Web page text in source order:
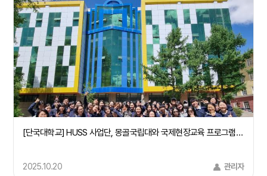
[단국대학교] HUSS 사업단, 몽골국립대와 국제현장교육 프로그램 성료
2025.10.20 관리자